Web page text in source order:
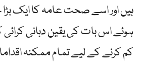
ہیں اور اسے صحت عامہ کا ایک بڑا
ہوئے اس بات کی یقین دہانی
کم کرنے کے لیے تمام ممکنہ